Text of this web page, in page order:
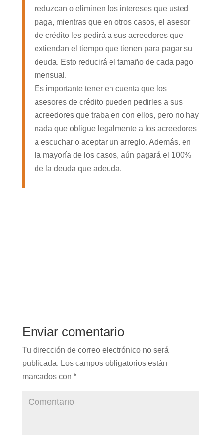
reduzcan o eliminen los intereses que usted
paga, mientras que en otros casos, el asesor
de crédito les pedirá a sus acreedores que
extiendan el tiempo que tienen para pagar su
deuda. Esto reducirá el tamaño de cada pago
mensual.
Es importante tener en cuenta que los
asesores de crédito pueden pedirles a sus
acreedores que trabajen con ellos, pero no hay
nada que obligue legalmente a los acreedores
a escuchar o aceptar un arreglo. Además, en
la mayoría de los casos, aún pagará el 100%
de la deuda que adeuda.
Enviar comentario
Tu dirección de correo electrónico no será
publicada. Los campos obligatorios están
marcados con *